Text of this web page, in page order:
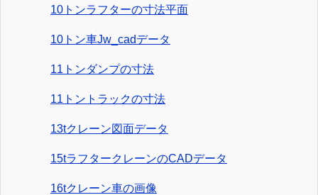
10トンラフターの寸法平面
10トン車Jw_cadデータ
11トンダンプの寸法
11トントラックの寸法
13tクレーン図面データ
15tラフタークレーンのCADデータ
16tクレーン車の画像